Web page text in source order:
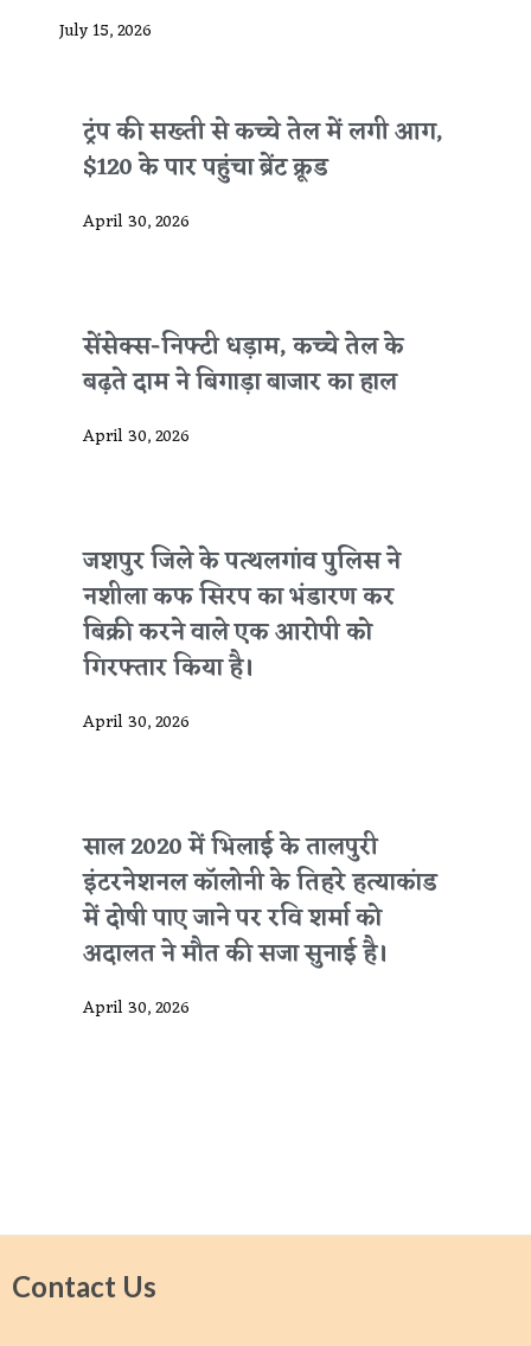
July 15, 2026
ट्रंप की सख्ती से कच्चे तेल में लगी आग,
$120 के पार पहुंचा ब्रेंट क्रूड
April 30, 2026
सेंसेक्स-निफ्टी धड़ाम, कच्चे तेल के
बढ़ते दाम ने बिगाड़ा बाजार का हाल
April 30, 2026
जशपुर जिले के पत्थलगांव पुलिस ने
नशीला कफ सिरप का भंडारण कर
बिक्री करने वाले एक आरोपी को
गिरफ्तार किया है।
April 30, 2026
साल 2020 में भिलाई के तालपुरी
इंटरनेशनल कॉलोनी के तिहरे हत्याकांड
में दोषी पाए जाने पर रवि शर्मा को
अदालत ने मौत की सजा सुनाई है।
April 30, 2026
Contact Us